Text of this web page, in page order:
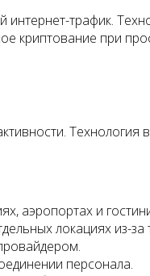
трафик.
криптование при
аэропортах и
локациях из-за
персонала.